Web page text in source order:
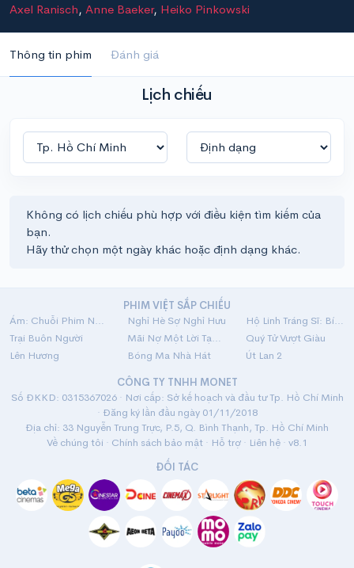
Axel Ranisch, Anne Baeker, Heiko Pinkowski
Thông tin phim Đánh giá
Lịch chiếu
Không có lịch chiếu phù hợp với điều kiện tìm kiếm của
bạn.
Hãy thử chọn một ngày khác hoặc định dạng khác.
PHIM VIỆT SẮP CHIẾU
Ám: Chuỗi Phim Ngắn Linh Dị
Nghỉ Hè Sợ Nghỉ Hưu
Hộ Linh Tráng Sĩ: Bí Ẩn Mộ Vua Đinh
Trại Buôn Người
Mãi Nợ Một Lời Tạm Biệt
Quý Tử Vượt Giàu
Lên Hương
Bóng Ma Nhà Hát
Út Lan 2
CÔNG TY TNHH MONET
Số ĐKKD: 0315367026 · Nơi cấp: Sở kế hoạch và đầu tư Tp. Hồ Chí Minh
· Đăng ký lần đầu ngày 01/11/2018
Địa chỉ: 33 Nguyễn Trung Trực, P.5, Q. Bình Thạnh, Tp. Hồ Chí Minh
Về chúng tôi · Chính sách bảo mật · Hỗ trợ · Liên hệ · v8.1
ĐỐI TÁC